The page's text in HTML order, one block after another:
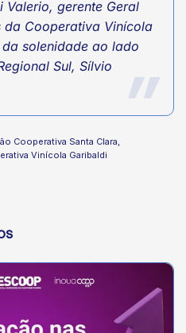
Valerio, gerente Geral
da Cooperativa Vinícola
solenidade ao lado
Sul, Sílvio
Cooperativa Santa Clara,
Vinícola Garibaldi